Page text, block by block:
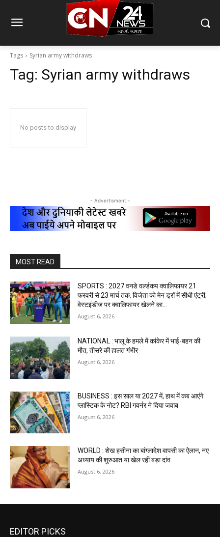
Tags Syrian army withdraws
Tag: Syrian army withdraws
No posts to display
- Advertisment -
MOST READ
SPORTS : 2027 वनडे वर्ल्डकप क्वालिफायर 21
फरवरी से 23 मार्च तक: विजेता को मेन ड्रॉ में सीधी एंट्री;
वेस्टइंडीज पर क्वालिफायर खेलने का...
August 6, 2026
NATIONAL : भालू के हमले में कांकेर में भाई-बहन की
मौत, तीसरे की हालत गंभीर
August 6, 2026
BUSINESS : इस साल या 2027 में, हाथ में कब आएंगे
प्लास्टिक के नोट? RBI गवर्नर ने दिया जवाब
August 6, 2026
WORLD : शेख हसीना का बांग्लादेश वापसी का ऐलान, नए
अध्याय की शुरुआत या खेल रहीं बड़ा दांव
August 6, 2026
EDITOR PICKS